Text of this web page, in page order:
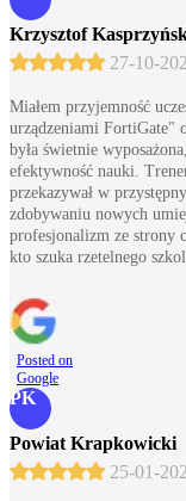
Krzysztof
27-10-
Miałem przyjemność
urządzeniami FortiGate"
była świetnie
efektywność nauki.
przekazywał w
zdobywaniu nowych
profesjonalizm ze strony
kto szuka rzetelnego
Posted on
Google
PK
Powiat Krapkowicki
25-01-